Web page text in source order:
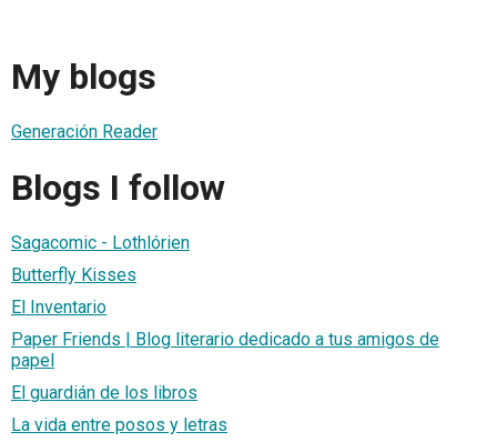
My blogs
Generación Reader
Blogs I follow
Sagacomic - Lothlórien
Butterfly Kisses
El Inventario
Paper Friends | Blog literario dedicado a tus amigos de
papel
El guardián de los libros
La vida entre posos y letras